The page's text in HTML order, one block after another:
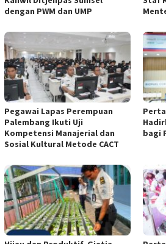
dengan PWM dan UMP
Pegawai Lapas Perempuan
Palembang Ikuti Uji
Kompetensi Manajerial dan
Sosial Kultural Metode CACT
bagi